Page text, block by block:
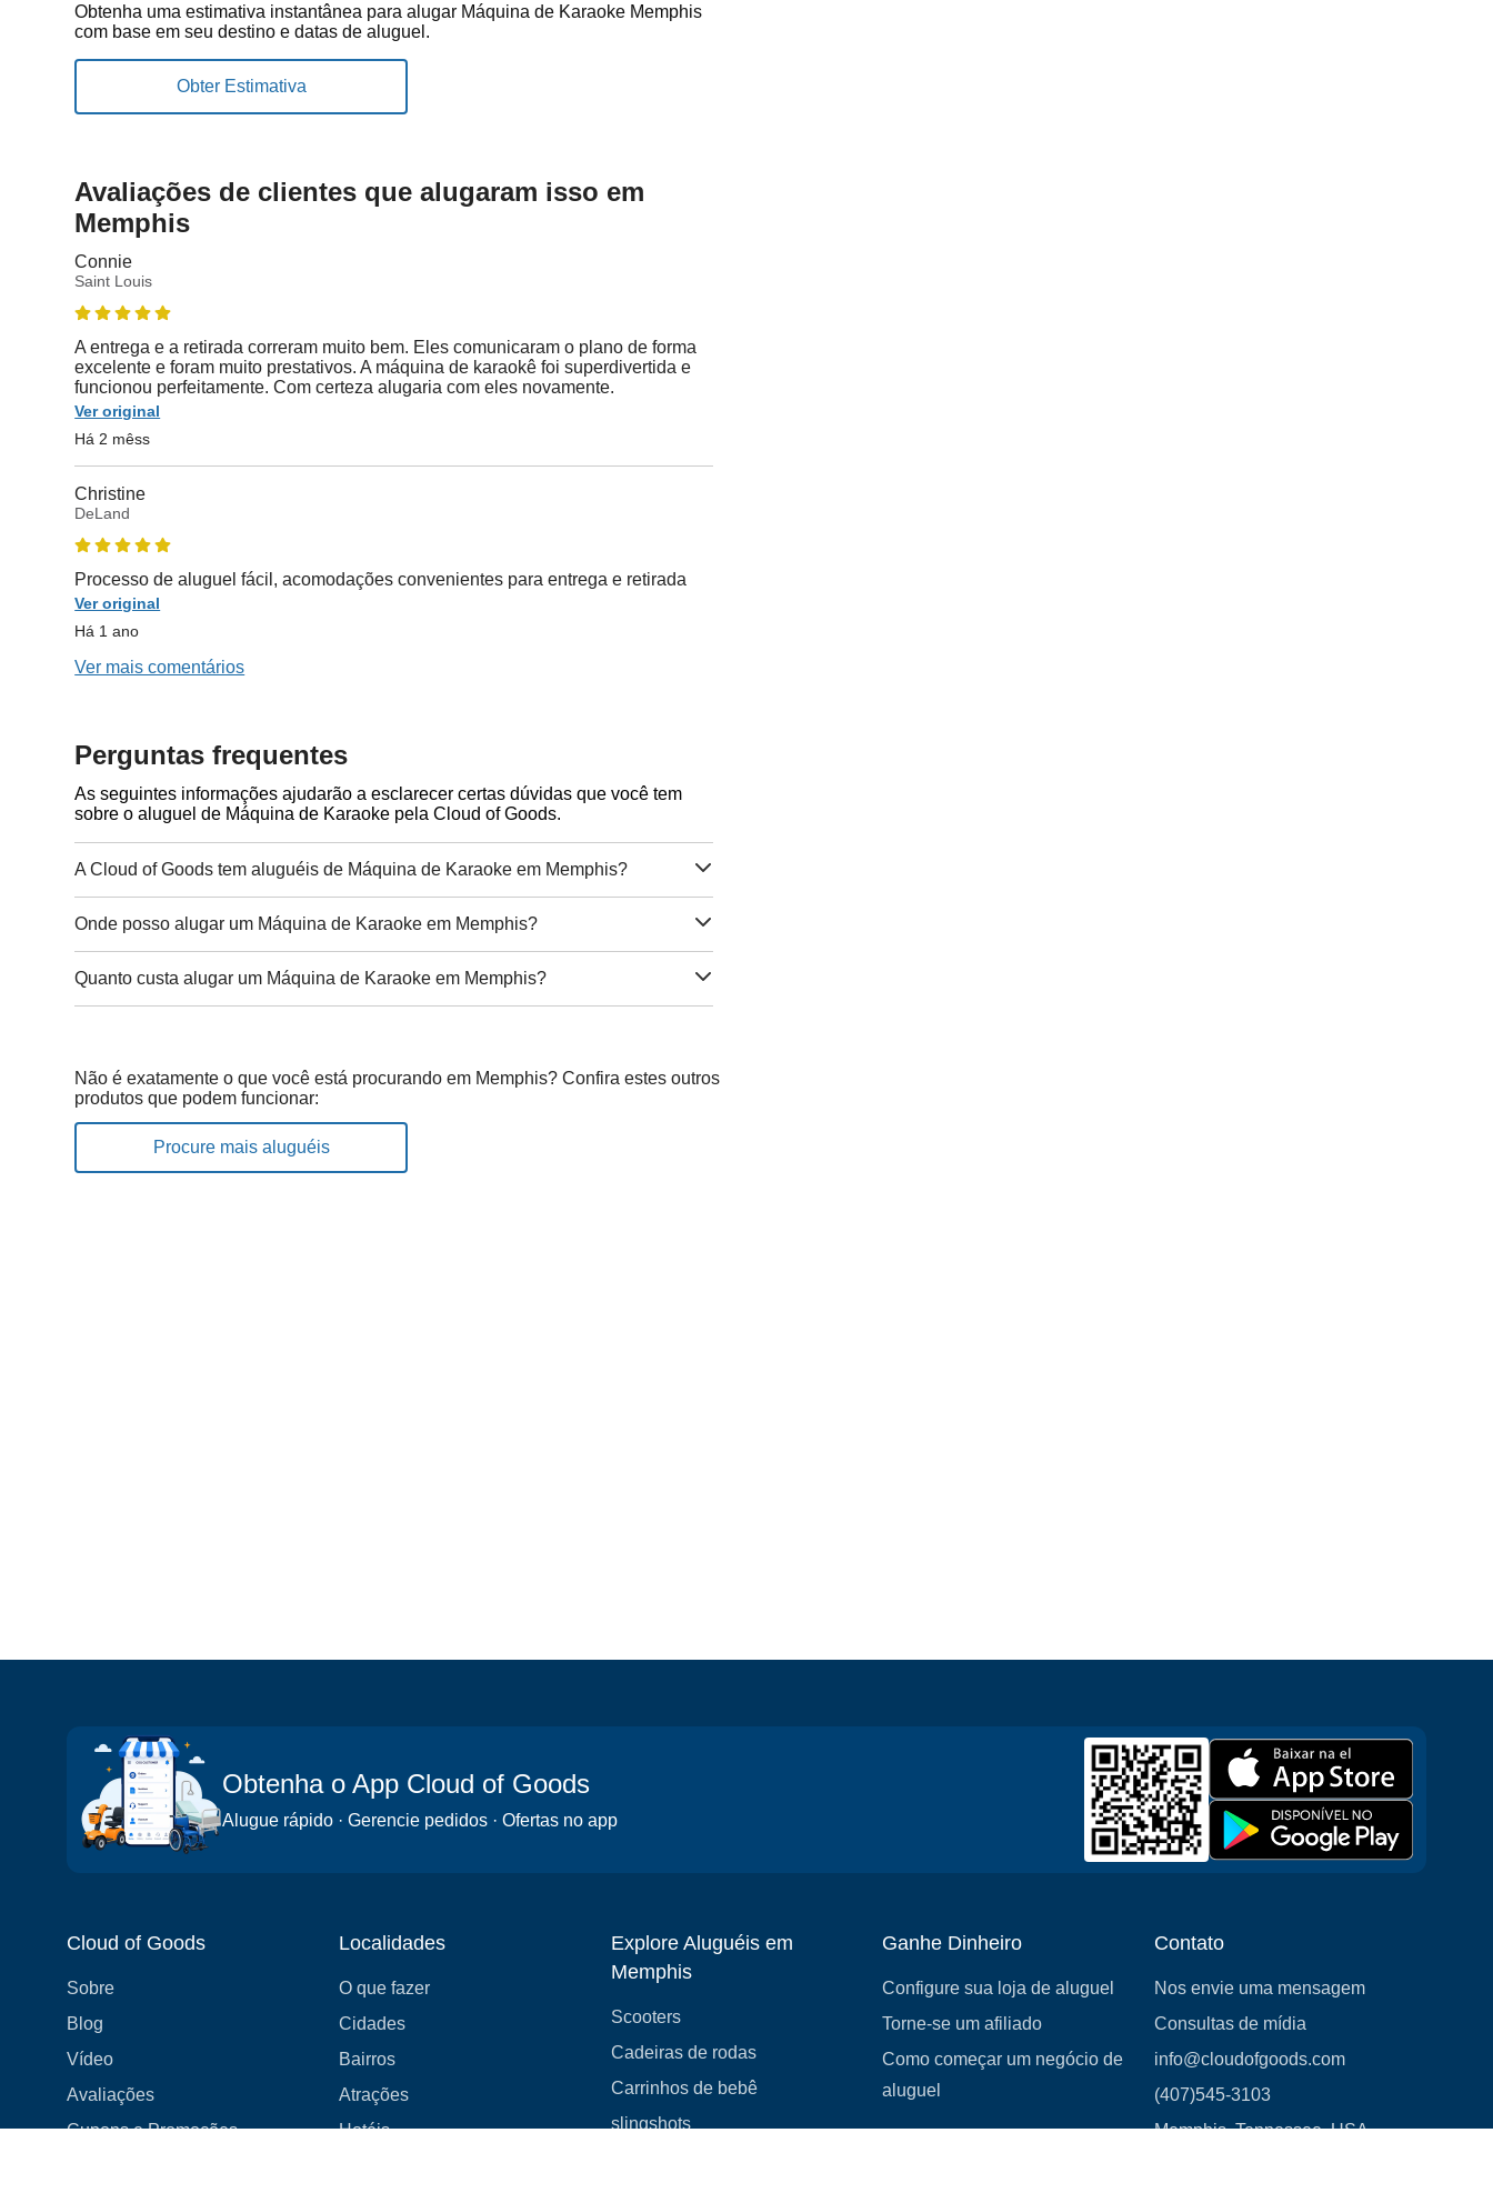
Obtenha uma estimativa instantânea para alugar Máquina de Karaoke Memphis
com base em seu destino e datas de aluguel.
Avaliações de clientes que alugaram isso em
Memphis
Connie
Saint Louis
A entrega e a retirada correram muito bem. Eles comunicaram o plano de forma
excelente e foram muito prestativos. A máquina de karaokê foi superdivertida e
funcionou perfeitamente. Com certeza alugaria com eles novamente.
Ver original
Há 2 mêss
Christine
DeLand
Processo de aluguel fácil, acomodações convenientes para entrega e retirada
Ver original
Há 1 ano
Ver mais comentários
Perguntas frequentes
As seguintes informações ajudarão a esclarecer certas dúvidas que você tem
sobre o aluguel de Máquina de Karaoke pela Cloud of Goods.
A Cloud of Goods tem aluguéis de Máquina de Karaoke em Memphis?
Onde posso alugar um Máquina de Karaoke em Memphis?
Quanto custa alugar um Máquina de Karaoke em Memphis?
Não é exatamente o que você está procurando em Memphis? Confira estes outros
produtos que podem funcionar:
Procure mais aluguéis
Obtenha o App Cloud of Goods
Alugue rápido · Gerencie pedidos · Ofertas no app
Cloud of Goods
Sobre
Blog
Vídeo
Avaliações
Cupons e Promoções
Localidades
O que fazer
Cidades
Bairros
Atrações
Hotéis
Explore Aluguéis em
Memphis
Scooters
Cadeiras de rodas
Carrinhos de bebê
slingshots
Ganhe Dinheiro
Configure sua loja de aluguel
Torne-se um afiliado
Como começar um negócio de
aluguel
Contato
Nos envie uma mensagem
Consultas de mídia
info@cloudofgoods.com
(407)545-3103
Memphis, Tennessee, USA